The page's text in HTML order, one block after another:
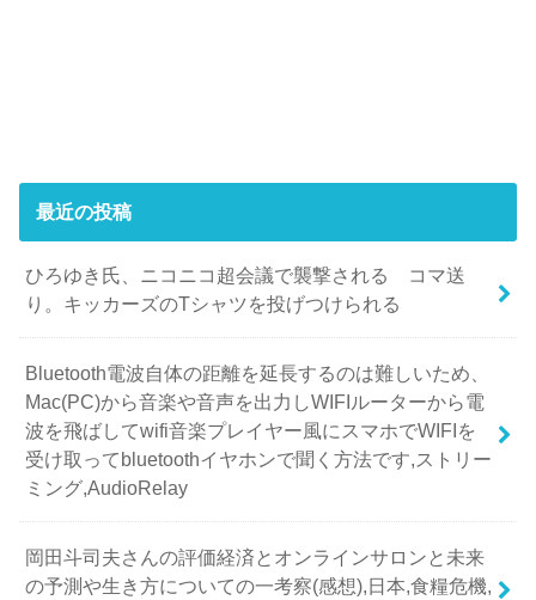
最近の投稿
ひろゆき氏、ニコニコ超会議で襲撃される コマ送
り。キッカーズのTシャツを投げつけられる
Bluetooth電波自体の距離を延長するのは難しいため、
Mac(PC)から音楽や音声を出力しWIFIルーターから電
波を飛ばしてwifi音楽プレイヤー風にスマホでWIFIを
受け取ってbluetoothイヤホンで聞く方法です,ストリー
ミング,AudioRelay
岡田斗司夫さんの評価経済とオンラインサロンと未来
の予測や生き方についての一考察(感想),日本,食糧危機,